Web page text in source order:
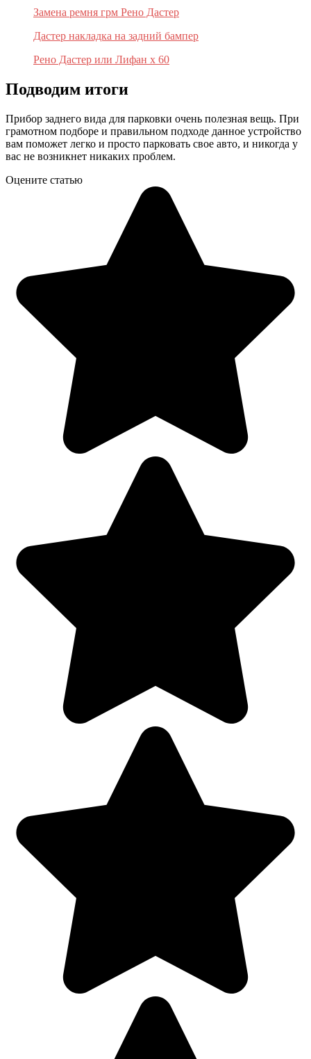
Замена ремня грм Рено Дастер
Дастер накладка на задний бампер
Рено Дастер или Лифан х 60
Подводим итоги
Прибор заднего вида для парковки очень полезная вещь. При
грамотном подборе и правильном подходе данное устройство
вам поможет легко и просто парковать свое авто, и никогда у
вас не возникнет никаких проблем.
Оцените статью